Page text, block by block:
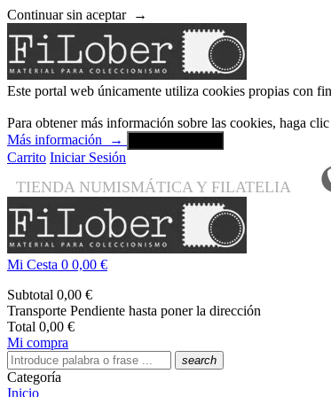
Continuar sin aceptar →
Este portal web únicamente utiliza cookies propias con
Para obtener más información sobre las cookies, haga
Más información
→
Carrito Iniciar Sesión
TIENDA NUMISMÁTICA Y FILATELIA
Mi Cesta 0 0,00 €
Subtotal 0,00 €
Transporte Pendiente hasta poner la dirección
Total 0,00 €
Mi compra
search
Categoría
Inicio